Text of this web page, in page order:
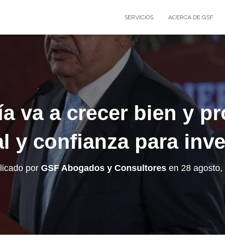
SERVICIOS ACERCA DE GSF
va a crecer bien y
y confianza para
por GSF Abogados y Consultores en 28 agosto,